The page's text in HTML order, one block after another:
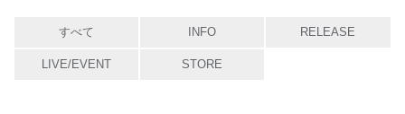
すべて INFO RELEASE
LIVE/EVENT STORE